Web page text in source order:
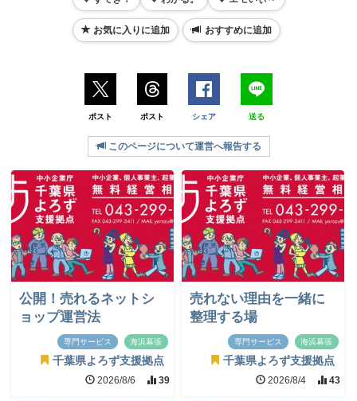
お気に入りに追加 おすすめに追加
ポスト ポスト シェア 送る
このページについて運営へ報告する
公開！売れるネットシ
ョップ運営法
専門サービス 海浜幕張
千葉県よろず支援拠点
2026/8/6 39
売れない理由を一緒に
整理する場
専門サービス 海浜幕張
千葉県よろず支援拠点
2026/8/4 43